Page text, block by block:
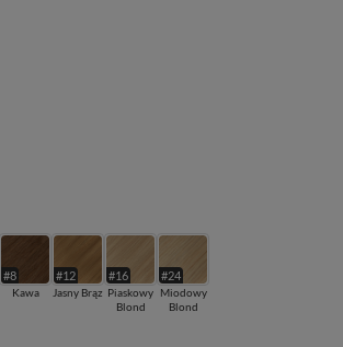
#8
Kawa
#12
Jasny Brąz
#16
Piaskowy
Blond
#24
Miodowy
Blond